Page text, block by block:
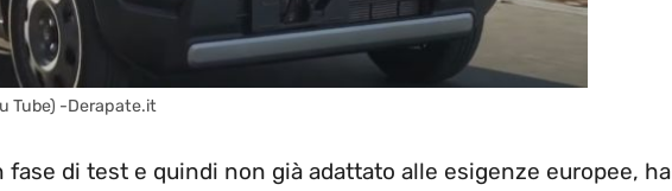
Tube) -Derapate.it
di test e quindi non già adattato alle esigenze europee, ha